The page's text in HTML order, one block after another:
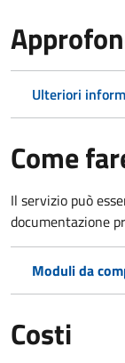
Ulteriori
Come
Il servizio può
documentazione
Moduli da
Costi